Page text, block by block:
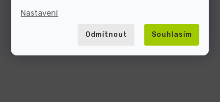
Nastavení
Odmítnout Souhlasím